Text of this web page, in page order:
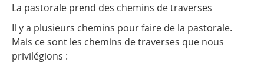
La pastorale prend des chemins de traverses
Il y a plusieurs chemins pour faire de la pastorale.
Mais ce sont les chemins de traverses que nous
privilégions :